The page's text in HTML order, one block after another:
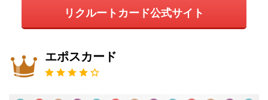
リクルートカード公式サイト
エポスカード